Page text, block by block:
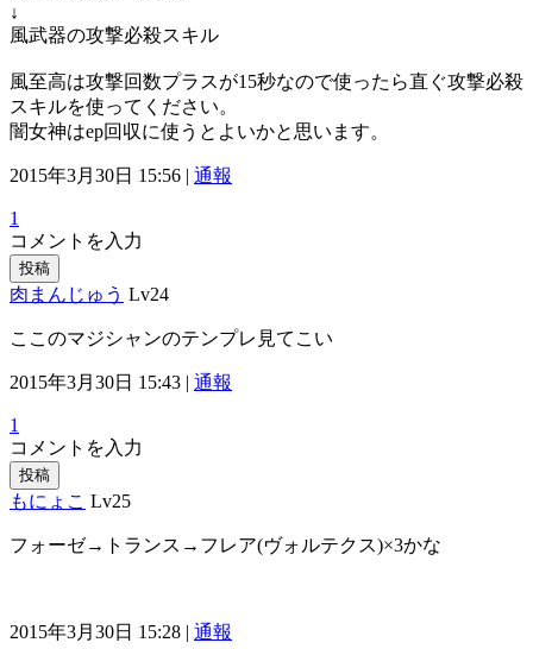
↓
風武器の攻撃必殺スキル
風至高は攻撃回数プラスが15秒なので使ったら直ぐ攻撃必殺
スキルを使ってください。
闇女神はep回収に使うとよいかと思います。
2015年3月30日 15:56 | 通報
1
コメントを入力
投稿
肉まんじゅう Lv24
ここのマジシャンのテンプレ見てこい
2015年3月30日 15:43 | 通報
1
コメントを入力
投稿
もにょこ Lv25
フォーゼ→トランス→フレア(ヴォルテクス)×3かな
2015年3月30日 15:28 | 通報